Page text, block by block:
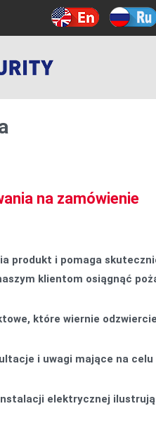
na zamówienie
produkt i pomaga
klientom osiągnąć
które wiernie
i uwagi mające na
elektrycznej